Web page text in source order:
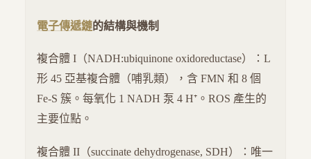
電子傳遞鏈的結構與機制
複合體 I（NADH:ubiquinone oxidoreductase）：L
形 45 亞基複合體（哺乳類），含 FMN 和 8 個
Fe-S 簇。每氧化 1 NADH 泵 4 H⁺。ROS 產生的
主要位點。
複合體 II（succinate dehydrogenase, SDH）：唯一